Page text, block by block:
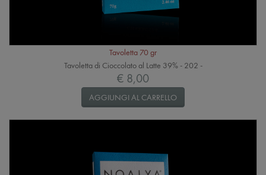
Tavoletta 70 gr
Tavoletta di Cioccolato al Latte 39% - 202 -
€ 8,00
AGGIUNGI AL CARRELLO